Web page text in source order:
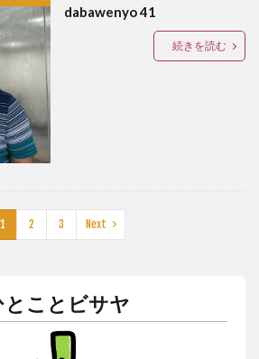
dabawenyo 41
続きを読む
1 2 3 Next
とことビサヤ
マニア
ドホース
ローカルビール
ワークアウト
会談
友だち
マスク 埴輪
壁画
子どもたち
キン 感染者
ー 格安 機内wifi
牛 牛骨
生理用ナプキン
知育